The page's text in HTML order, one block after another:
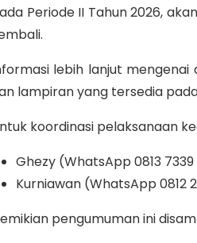
Periode II Tahun 2026,
lebih lanjut
lampiran yang tersedia
koordinasi pelaksanaan
Ghezy (WhatsApp 0813
Kurniawan (WhatsApp 0812
pengumuman ini